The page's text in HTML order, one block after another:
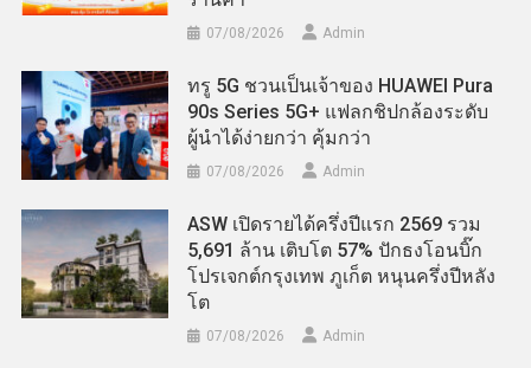
07/08/2026 Admin
ทรู 5G ชวนเป็นเจ้าของ HUAWEI Pura
90s Series 5G+ แฟลกชิปกล้องระดับ
ผู้นำได้ง่ายกว่า คุ้มกว่า
07/08/2026 Admin
ASW เปิดรายได้ครึ่งปีแรก 2569 รวม
5,691 ล้าน เติบโต 57% ปักธงโอนบิ๊ก
โปรเจกต์กรุงเทพ ภูเก็ต หนุนครึ่งปีหลัง
โต
07/08/2026 Admin